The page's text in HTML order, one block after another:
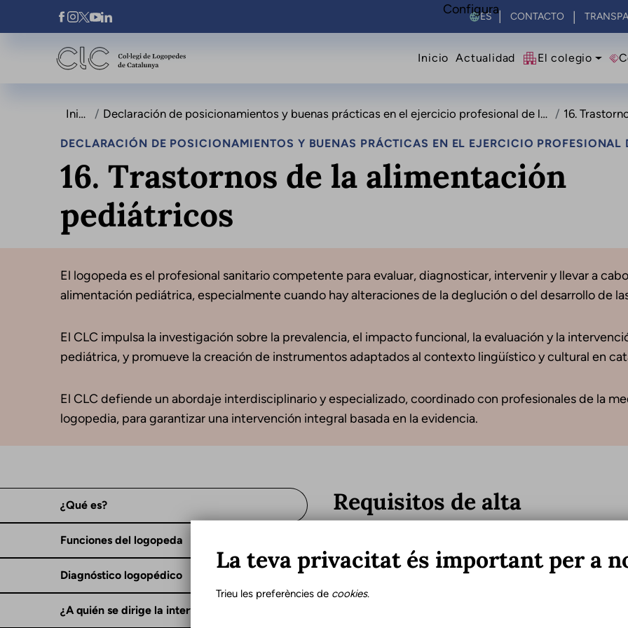
Pasar al contenido principal
Xarxes Socials Select your language
CONTACTO
Navegació principal
Inicio Actualidad El colegio
Inicio Declaración de posicionamientos y buenas prácticas en el ejercicio profesional de la logopedia 16.
DECLARACIÓN DE POSICIONAMIENTOS Y BUENAS PRÁCTICAS EN EL EJERCICIO PROFESIONAL
16. Trastornos de la alimentación
pediátricos
El logopeda es el profesional sanitario competente para evaluar, diagnosticar, intervenir y llevar a
alimentación pediátrica, especialmente cuando hay alteraciones de la deglución o del desarrollo de
El CLC impulsa la investigación sobre la prevalencia, el impacto funcional, la evaluación y la
pediátrica, y promueve la creación de instrumentos adaptados al contexto lingüístico y cultural en
El CLC defiende un abordaje interdisciplinario y especializado, coordinado con profesionales de la
logopedia, para garantizar una intervención integral basada en la evidencia.
¿Qué es?
Funciones del logopeda
Diagnóstico logopédico
¿A quién se dirige la intervención?
Requisitos de alta
Para valorar el estado funcional del paciente en el
evaluación con las mismas pruebas y escalas de la
obtenido después del proceso de intervención.
Para esta valoración se tendrán en cuenta
Configura
La teva privacitat és important per a
Trieu les preferències de cookies.